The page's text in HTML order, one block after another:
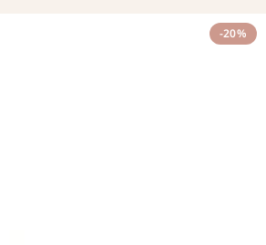
-20%